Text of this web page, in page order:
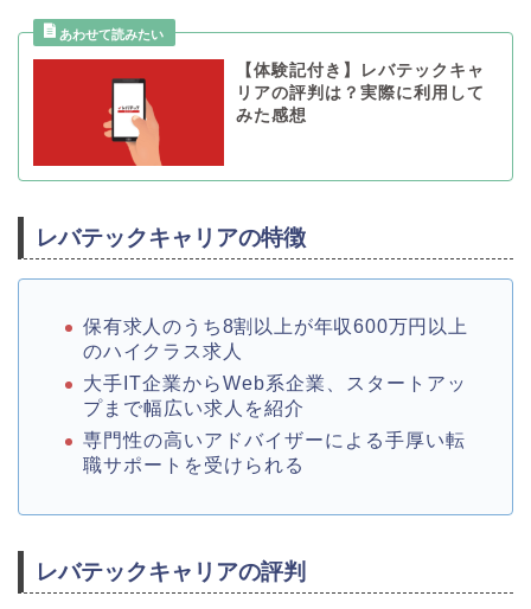
【体験記付き】レバテックキャ
リアの評判は？実際に利用して
みた感想
レバテックキャリアの特徴
保有求人のうち8割以上が年収600万円以上
のハイクラス求人
大手IT企業からWeb系企業、スタートアッ
プまで幅広い求人を紹介
専門性の高いアドバイザーによる手厚い転
職サポートを受けられる
レバテックキャリアの評判